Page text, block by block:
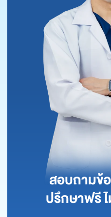
สอบถามข้
ปรึกษาฟรี